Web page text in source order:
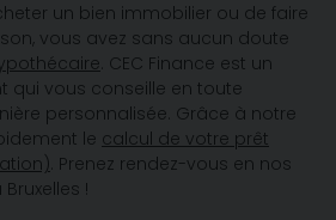
un bien immobilier ou de faire
vous avez sans aucun doute
. CEC Finance est un
qui vous conseille en toute
personnalisée. Grâce à notre
le calcul de votre prêt
. Prenez rendez-vous en nos
!